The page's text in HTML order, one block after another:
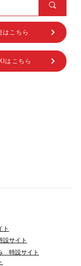
はこちら
はこちら
ト
サイト
特設サイト